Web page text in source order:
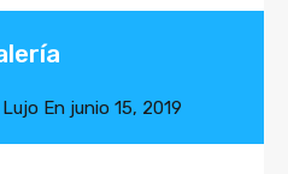
Lujo En junio 15, 2019